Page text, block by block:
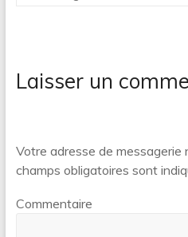
Laisser un
Votre adresse de messagerie
champs obligatoires sont
Commentaire